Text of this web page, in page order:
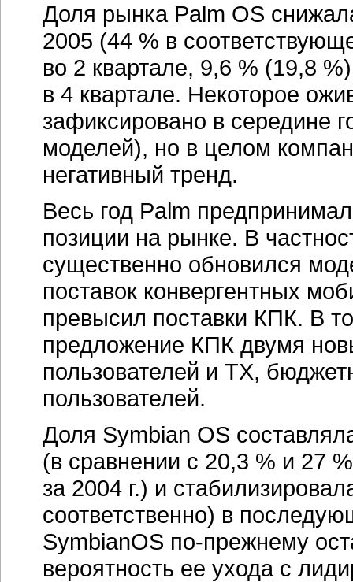
Доля рынка Palm OS
2005 (44 % в
во 2 квартале, 9,6 % (19,8
в 4 квартале. Некоторое
зафиксировано в середине
моделей), но в целом
негативный тренд.
Весь год Palm
позиции на рынке. В
существенно обновился
поставок конвергентных
превысил поставки КПК. В
предложение КПК двумя
пользователей и TX,
пользователей.
Доля Symbian OS
(в сравнении с 20,3 % и 27
за 2004 г.) и
соответственно) в
SymbianOS по-прежнему
вероятность ее ухода с